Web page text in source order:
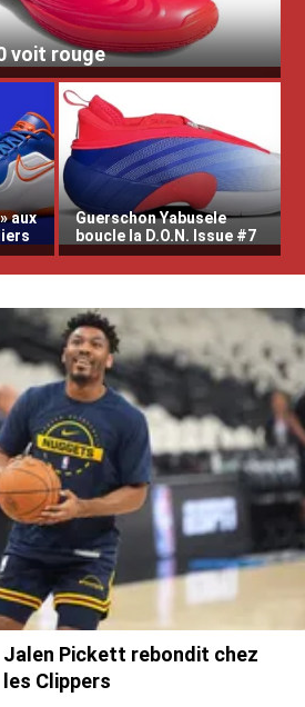
voit rouge
aux
Guerschon Yabusele
boucle la D.O.N. Issue #7
Jalen Pickett rebondit chez
les Clippers